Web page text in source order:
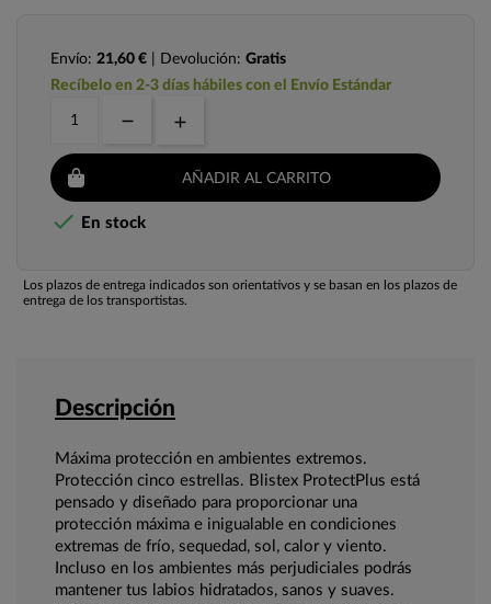
Envío: 21,60 € | Devolución: Gratis
Recíbelo en 2-3 días hábiles con el Envío Estándar
AÑADIR AL CARRITO
 En stock
Los plazos de entrega indicados son orientativos y se basan en los plazos de
entrega de los transportistas.
Descripción
Máxima protección en ambientes extremos.
Protección cinco estrellas. Blistex ProtectPlus está
pensado y diseñado para proporcionar una
protección máxima e inigualable en condiciones
extremas de frío, sequedad, sol, calor y viento.
Incluso en los ambientes más perjudiciales podrás
mantener tus labios hidratados, sanos y suaves.